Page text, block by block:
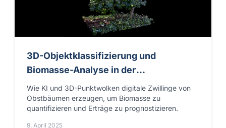
3D-Objektklassifizierung und
Biomasse-Analyse in der
Landwirtschaft
Wie KI und 3D-Punktwolken digitale Zwillinge von
Obstbäumen erzeugen, um Biomasse zu
quantifizieren und Erträge zu prognostizieren.
9. April 2025